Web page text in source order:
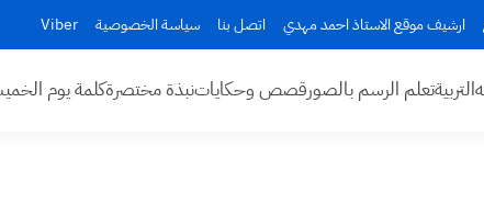
ارشيف موقع الاستاذ احمد مهدي اتصل بنا سياسة الخصوصية Viber
التربيةتعلم الرسم بالصورقصص وحكاياتنبذة مختصرةكلمة يوم